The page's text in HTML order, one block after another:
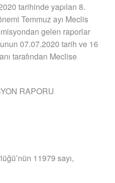
tarihinde yapılan 8.
Temmuz ayı Meclis
gelen raporlar
07.07.2020 tarih ve 16
tarafından Meclise
RAPORU
11979 sayı,